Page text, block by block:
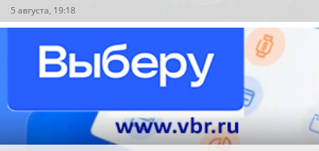
5 августа, 19:18